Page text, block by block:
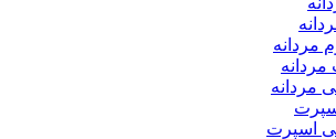
مردانه
مردانه
مردانه
اسپرت